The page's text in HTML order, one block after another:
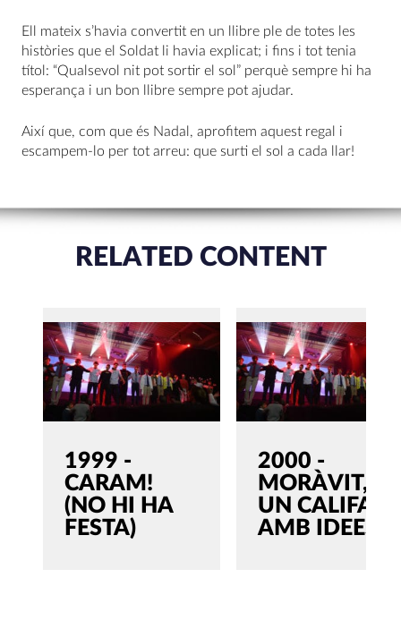
Ell mateix s’havia convertit en un llibre ple de totes les
històries que el Soldat li havia explicat; i fins i tot tenia
títol: “Qualsevol nit pot sortir el sol” perquè sempre hi ha
esperança i un bon llibre sempre pot ajudar.
Així que, com que és Nadal, aprofitem aquest regal i
escampem-lo per tot arreu: que surti el sol a cada llar!
RELATED CONTENT
1999 -
CARAM!
(NO HI HA
FESTA)
2000 -
MORÀVIT,
UN CALIFA
AMB IDEES